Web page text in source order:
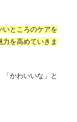
いところのケアを
を高めていきま
かわいいな」と